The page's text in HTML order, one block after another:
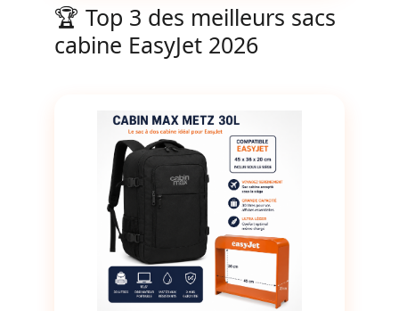
🏆 Top 3 des meilleurs sacs
cabine EasyJet 2026